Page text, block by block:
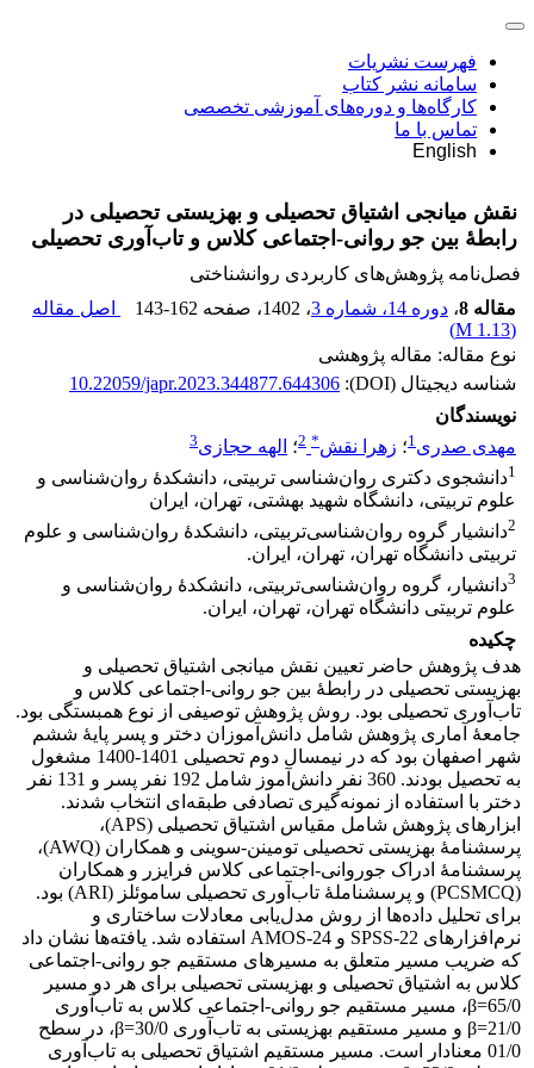
فهرست نشریات
سامانه نشر کتاب
کارگاه‌ها و دوره‌های آموزشی تخصصی
تماس با ما
English
نقش میانجی اشتیاق تحصیلی و بهزیستی تحصیلی در
رابطۀ بین جو روانی-اجتماعی کلاس و تاب‌آوری تحصیلی
فصل‌نامه پژوهش‌های کاربردی روانشناختی
مقاله 8
، دوره 14، شماره 3 ، 1402 ، صفحه 143-162
اصل مقاله
(
1.13 M
)
نوع مقاله: مقاله پژوهشی
شناسه دیجیتال (DOI):
10.22059/japr.2023.344877.644306
نویسندگان
مهدی صدری1؛ زهرا نقش*
2؛ الهه حجازی3
1دانشجوی دکتری روان‌شناسی تربیتی، دانشکدۀ روان‌شناسی و
علوم تربیتی، دانشگاه شهید بهشتی، تهران، ایران
2دانشیار گروه روان‌شناسی‌تربیتی، دانشکدۀ روان‌شناسی و علوم
تربیتی دانشگاه تهران، تهران، ایران.
3دانشیار، گروه روان‌شناسی‌تربیتی، دانشکدۀ روان‌شناسی و
علوم تربیتی دانشگاه تهران، تهران، ایران.
چکیده
هدف پژوهش حاضر تعیین نقش میانجی اشتیاق تحصیلی و
بهزیستی تحصیلی در رابطۀ بین جو روانی-اجتماعی کلاس و
تاب‌آوری تحصیلی بود. روش پژوهش توصیفی از نوع همبستگی بود.
جامعۀ آماری پژوهش شامل دانش‌آموزان دختر و پسر پایۀ ششم
شهر اصفهان بود که در نیمسال دوم تحصیلی 1401-1400 مشغول
به تحصیل بودند. 360 نفر دانش‌آموز شامل 192 نفر پسر و 131 نفر
دختر با استفاده از نمونه‌گیری تصادفی طبقه‌ای انتخاب شدند.
ابزارهای پژوهش شامل مقیاس اشتیاق تحصیلی (APS)،
پرسشنامۀ بهزیستی تحصیلی تومینن-سوینی و همکاران (AWQ)،
پرسشنامۀ ادراک جوروانی-اجتماعی کلاس فرایزر و همکاران
(PCSMCQ) و پرسشناملۀ تاب‌آوری تحصیلی ساموئلز (ARI) بود.
برای تحلیل داده‌ها از روش مدل‌یابی معادلات ساختاری و
نرم‌افزارهای SPSS-22 و AMOS-24 استفاده شد. یافته‌ها نشان داد
که ضریب مسیر متعلق به مسیرهای مستقیم جو روانی-اجتماعی
کلاس به اشتیاق تحصیلی و بهزیستی تحصیلی برای هر دو مسیر
65/0=β، مسیر مستقیم جو روانی-اجتماعی کلاس به تاب‌آوری
21/0=β و مسیر مستقیم بهزیستی به تاب‌آوری 30/0=β، در سطح
01/0 معنادار است. مسیر مستقیم اشتیاق تحصیلی به تاب‌آوری